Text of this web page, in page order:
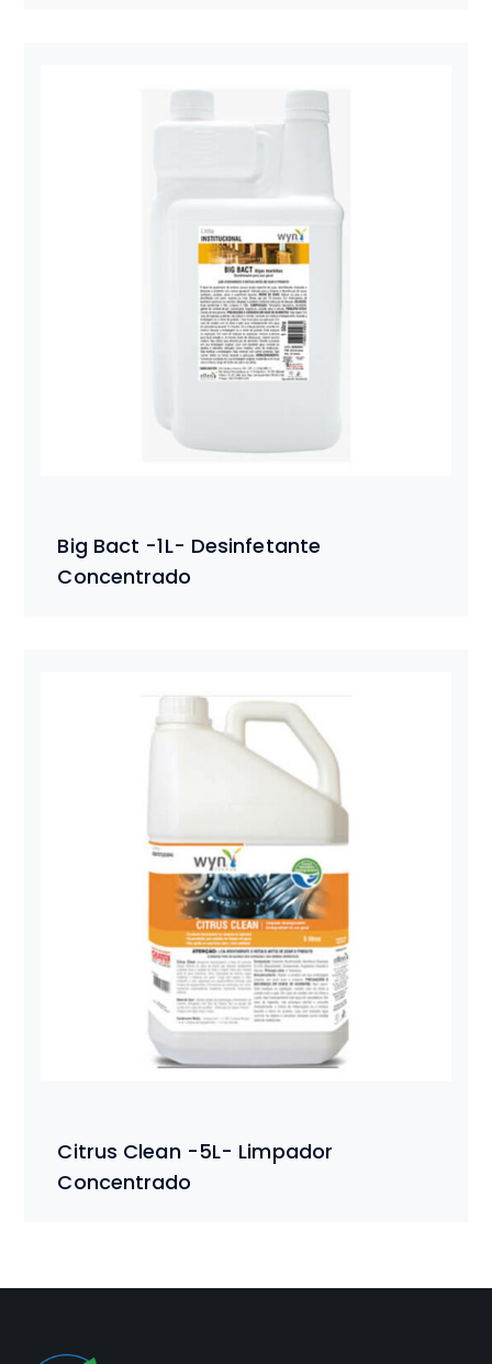
Big Bact -1L- Desinfetante
Concentrado
Citrus Clean -5L- Limpador
Concentrado